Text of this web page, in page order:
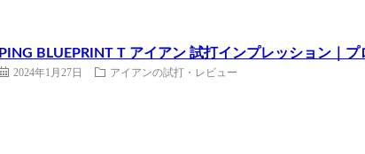
PING BLUEPRINT T アイアン 試打インプレッション｜
2024年1月27日 アイアンの試打・レビュー